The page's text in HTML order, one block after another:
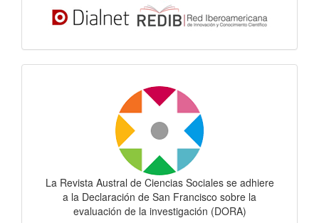
La Revista Austral de Ciencias Sociales se adhiere
a la Declaración de San Francisco sobre la
evaluación de la investigación (DORA)